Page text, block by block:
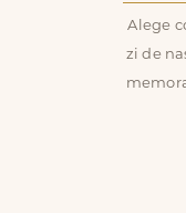
Alege
zi de